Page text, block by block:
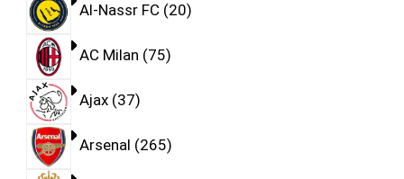
Al-Nassr FC 20
AC Milan 75
Ajax 37
Arsenal 265